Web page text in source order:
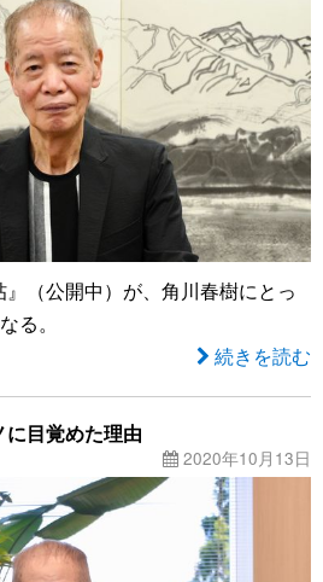
（公開中）が、角川春樹にとっ
る。
続きを読む
目覚めた理由
2020年10月13日